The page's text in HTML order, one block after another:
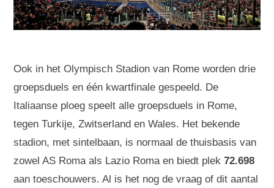
Ook in het Olympisch Stadion van Rome worden drie
groepsduels en één kwartfinale gespeeld. De
Italiaanse ploeg speelt alle groepsduels in Rome,
tegen Turkije, Zwitserland en Wales. Het bekende
stadion, met sintelbaan, is normaal de thuisbasis van
zowel AS Roma als Lazio Roma en biedt plek 72.698
aan toeschouwers. Al is het nog de vraag of dit aantal